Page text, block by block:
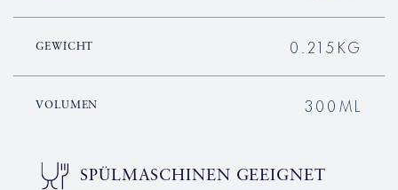
GEWICHT 0.215KG
VOLUMEN 300ML
SPÜLMASCHINEN GEEIGNET